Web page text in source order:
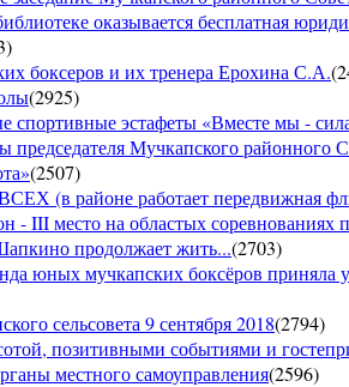
оказывается бесплатная
)
боксеров и их тренера Ерохина С.А.(
(2925)
спортивные эстафеты «Вместе мы -
председателя Мучкапского районного
(2507)
районе работает передвижная
- III место на областых соревнованиях
продолжает жить...(2703)
юных мучкапских боксёров приняла
сельсовета 9 сентября 2018(2794)
позитивными событиями и
местного самоуправления(2596)